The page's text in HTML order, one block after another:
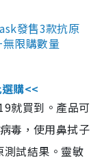
發售3款抗原
限購數量
購<<
就買到。產品可
毒，使用鼻拭子
試結果。靈敏